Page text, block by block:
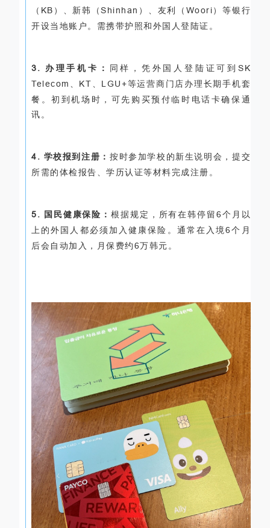
（ KB ）、新韩（Shinhan ）、友利（ Woori）等银行
开设当地账户。需携带护照和外国人登陆证。
3. 办理手机卡： 同样，凭外国人登陆证可到SK
Telecom
KT LGU+等运营商门店办理长期手机套
餐。初到机场时，可先购买预付临时电话卡确保通
讯。
4. 学校报到注册： 按时参加学校的新生说明会，提交
所需的体检报告、学历认证等材料完成注册。
5. 国民健康保险：根据规定，所有在韩停留6个月以
上的外国人都必须加入健康保险。通常在入境6个月
后会自动加入，月保费约6万韩元。